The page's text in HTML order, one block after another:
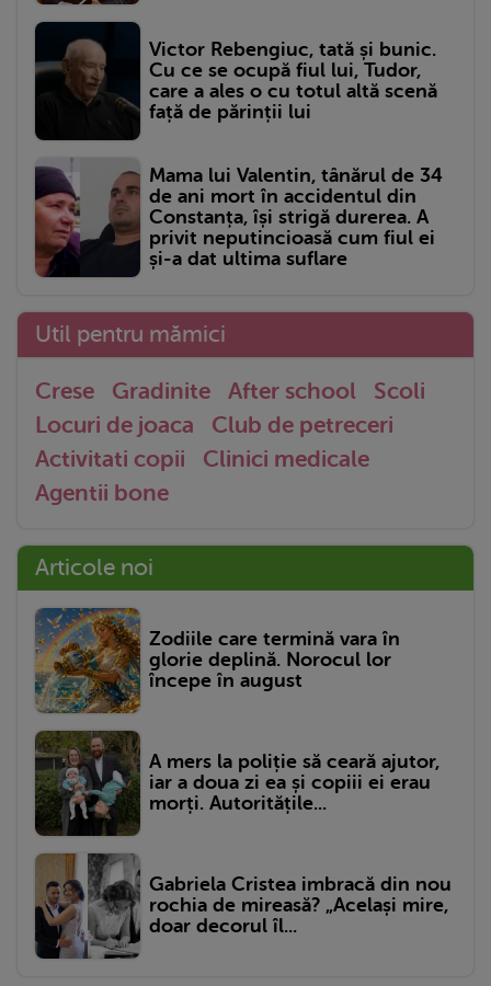
Victor Rebengiuc, tată și bunic.
Cu ce se ocupă fiul lui, Tudor,
care a ales o cu totul altă scenă
față de părinții lui
Mama lui Valentin, tânărul de 34
de ani mort în accidentul din
Constanța, își strigă durerea. A
privit neputincioasă cum fiul ei
și-a dat ultima suflare
Util pentru mămici
Crese Gradinite After school
Scoli
Locuri de joaca
Club de petreceri
Activitati copii
Clinici medicale
Agentii bone
Articole noi
Zodiile care termină vara în
glorie deplină. Norocul lor
începe în august
A mers la poliție să ceară ajutor,
iar a doua zi ea și copiii ei erau
morți. Autoritățile...
Gabriela Cristea imbracă din nou
rochia de mireasă? „Același mire,
doar decorul îl...